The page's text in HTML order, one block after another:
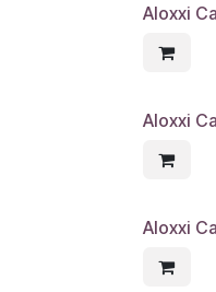
Aloxxi
Aloxxi
Aloxxi